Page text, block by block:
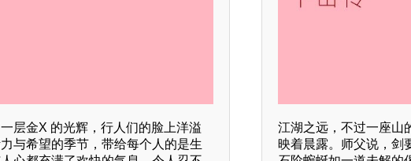
层金X 的光辉，行人们的脸上洋溢
与希望的季节，带给每个人的是生
江湖之远，不过一座山
映着晨露。师父说，剑